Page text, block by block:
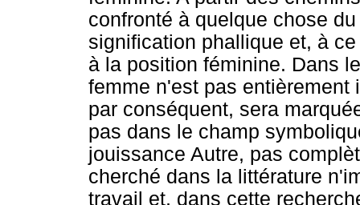
confronté à quelque chose
signification phallique et, à
à la position féminine. Dans
femme n'est pas
par conséquent, sera
pas dans le champ
jouissance Autre, pas
cherché dans la littérature
travail et, dans cette